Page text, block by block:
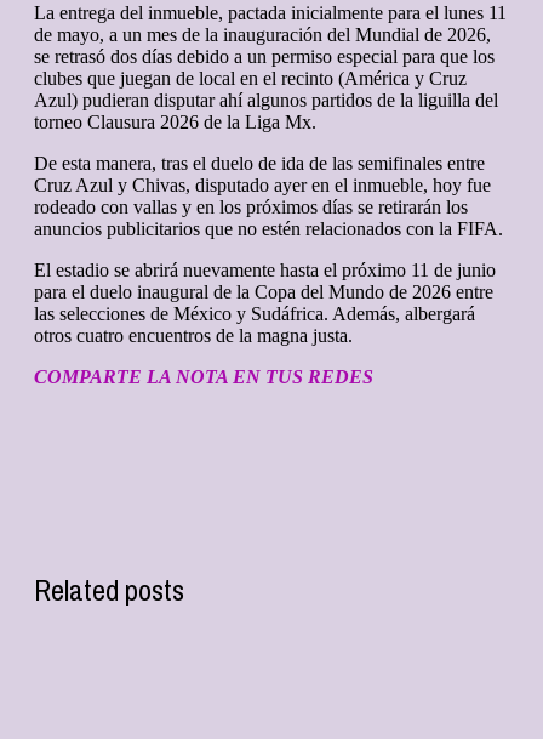
La entrega del inmueble, pactada inicialmente para el lunes 11
de mayo, a un mes de la inauguración del Mundial de 2026,
se retrasó dos días debido a un permiso especial para que los
clubes que juegan de local en el recinto (América y Cruz
Azul) pudieran disputar ahí algunos partidos de la liguilla del
torneo Clausura 2026 de la Liga Mx.
De esta manera, tras el duelo de ida de las semifinales entre
Cruz Azul y Chivas, disputado ayer en el inmueble, hoy fue
rodeado con vallas y en los próximos días se retirarán los
anuncios publicitarios que no estén relacionados con la FIFA.
El estadio se abrirá nuevamente hasta el próximo 11 de junio
para el duelo inaugural de la Copa del Mundo de 2026 entre
las selecciones de México y Sudáfrica. Además, albergará
otros cuatro encuentros de la magna justa.
COMPARTE LA NOTA EN TUS REDES
Related posts